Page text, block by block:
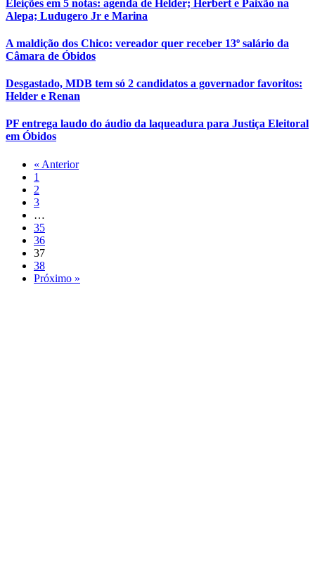
Eleições em 5 notas: agenda de Helder; Herbert e Paixão na
Alepa; Ludugero Jr e Marina
A maldição dos Chico: vereador quer receber 13º salário da
Câmara de Óbidos
Desgastado, MDB tem só 2 candidatos a governador favoritos:
Helder e Renan
PF entrega laudo do áudio da laqueadura para Justiça Eleitoral
em Óbidos
« Anterior
1
2
3
…
35
36
37
38
Próximo »